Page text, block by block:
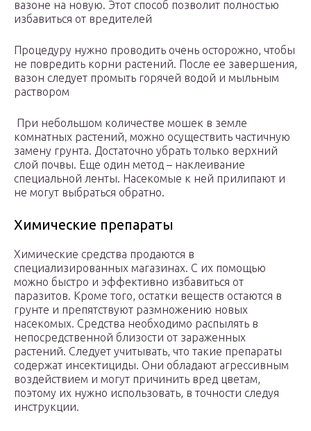
вазоне на новую. Этот способ позволит полностью
избавиться от вредителей
Процедуру нужно проводить очень осторожно, чтобы
не повредить корни растений. После ее завершения,
вазон следует промыть горячей водой и мыльным
раствором
При небольшом количестве мошек в земле
комнатных растений, можно осуществить частичную
замену грунта. Достаточно убрать только верхний
слой почвы. Еще один метод – наклеивание
специальной ленты. Насекомые к ней прилипают и
не могут выбраться обратно.
Химические препараты
Химические средства продаются в
специализированных магазинах. С их помощью
можно быстро и эффективно избавиться от
паразитов. Кроме того, остатки веществ остаются в
грунте и препятствуют размножению новых
насекомых. Средства необходимо распылять в
непосредственной близости от зараженных
растений. Следует учитывать, что такие препараты
содержат инсектициды. Они обладают агрессивным
воздействием и могут причинить вред цветам,
поэтому их нужно использовать, в точности следуя
инструкции.